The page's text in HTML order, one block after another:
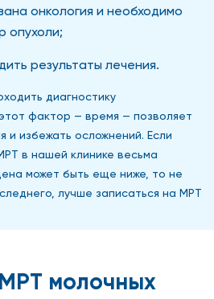
онкология и необходимо
опухоли;
результаты лечения.
диагностику
фактор — время — позволяет
и избежать осложнений. Если
в нашей клинике весьма
может быть еще ниже, то не
лучше записаться на МРТ
МРТ молочных